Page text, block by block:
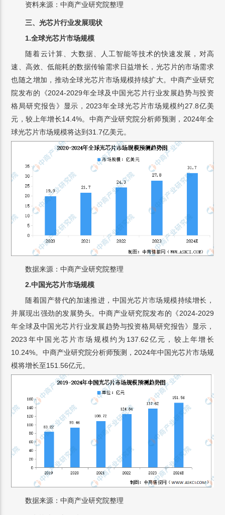
资料来源：中商产业研究院整理
三、光芯片行业发展现状
1.全球光芯片市场规模
随着云计算、大数据、人工智能等技术的快速发展，对高
速、高效、低能耗的数据传输需求日益增长，光芯片的市场需求
也随之增加，推动全球光芯片市场规模持续扩大。中商产业研究
院发布的《2024-2029年全球及中国光芯片行业发展趋势与投资
格局研究报告》显示，2023年全球光芯片市场规模约27.8亿美
元，较上年增长14.4%。中商产业研究院分析师预测，2024年全
球光芯片市场规模将达到31.7亿美元。
数据来源：中商产业研究院整理
2.中国光芯片市场规模
随着国产替代的加速推进，中国光芯片市场规模持续增长，
并展现出强劲的发展势头。中商产业研究院发布的《2024-2029
年全球及中国光芯片行业发展趋势与投资格局研究报告》显示，
2023年中国光芯片市场规模约为137.62亿元，较上年增长
10.24%。中商产业研究院分析师预测，2024年中国光芯片市场规
模将增长至151.56亿元。
数据来源：中商产业研究院整理